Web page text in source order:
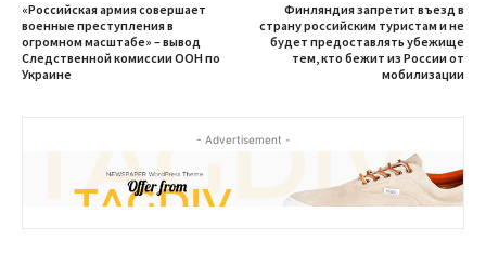
«Российская армия совершает
военные преступления в
огромном масштабе» – вывод
Следственной комиссии ООН по
Украине
Финляндия запретит въезд в
страну российским туристам и не
будет предоставлять убежище
тем, кто бежит из России от
мобилизации
- Advertisement -